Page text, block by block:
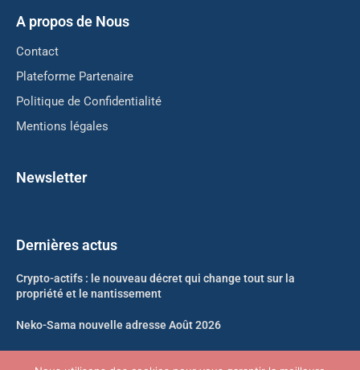
A propos de Nous
Contact
Plateforme Partenaire
Politique de Confidentialité
Mentions légales
Newsletter
Dernières actus
Crypto-actifs : le nouveau décret qui change tout sur la
propriété et le nantissement
Neko-Sama nouvelle adresse Août 2026